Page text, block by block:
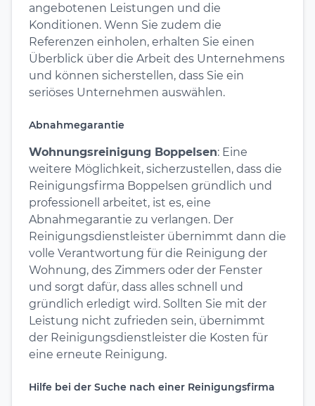
angebotenen Leistungen und die
Konditionen. Wenn Sie zudem die
Referenzen einholen, erhalten Sie einen
Überblick über die Arbeit des Unternehmens
und können sicherstellen, dass Sie ein
seriöses Unternehmen auswählen.
Abnahmegarantie
Wohnungsreinigung Boppelsen: Eine
weitere Möglichkeit, sicherzustellen, dass die
Reinigungsfirma Boppelsen gründlich und
professionell arbeitet, ist es, eine
Abnahmegarantie zu verlangen. Der
Reinigungsdienstleister übernimmt dann die
volle Verantwortung für die Reinigung der
Wohnung, des Zimmers oder der Fenster
und sorgt dafür, dass alles schnell und
gründlich erledigt wird. Sollten Sie mit der
Leistung nicht zufrieden sein, übernimmt
der Reinigungsdienstleister die Kosten für
eine erneute Reinigung.
Hilfe bei der Suche nach einer Reinigungsfirma